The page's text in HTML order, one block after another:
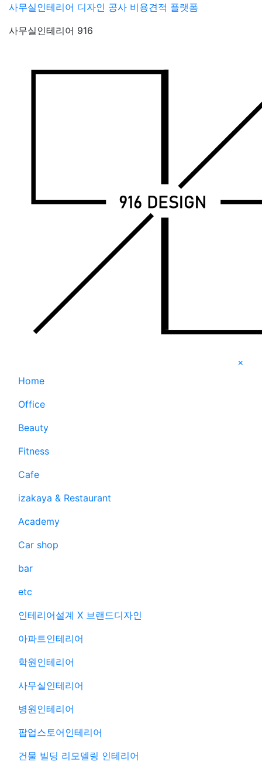
Skip
content
사무실인테리어 디자인 공사 비용견적 플랫폼
사무실인테리어 916
×
Home
Office
Beauty
Fitness
Cafe
izakaya & Restaurant
Academy
Car shop
bar
etc
인테리어설계 X 브랜드디자인
아파트인테리어
학원인테리어
사무실인테리어
병원인테리어
팝업스토어인테리어
건물 빌딩 리모델링 인테리어